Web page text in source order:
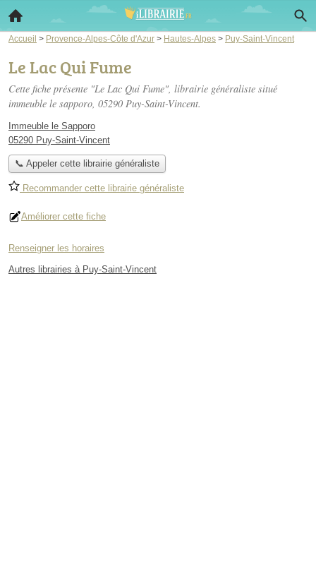
Accueil > Provence-Alpes-Côte d'Azur > Hautes-Alpes > Puy-Saint-Vincent
Le Lac Qui Fume
Cette fiche présente "Le Lac Qui Fume", librairie généraliste situé
immeuble le sapporo, 05290 Puy-Saint-Vincent.
Immeuble le Sapporo
05290 Puy-Saint-Vincent
📞 Appeler cette librairie généraliste
Recommander cette librairie généraliste
Améliorer cette fiche
Renseigner les horaires
Autres librairies à Puy-Saint-Vincent